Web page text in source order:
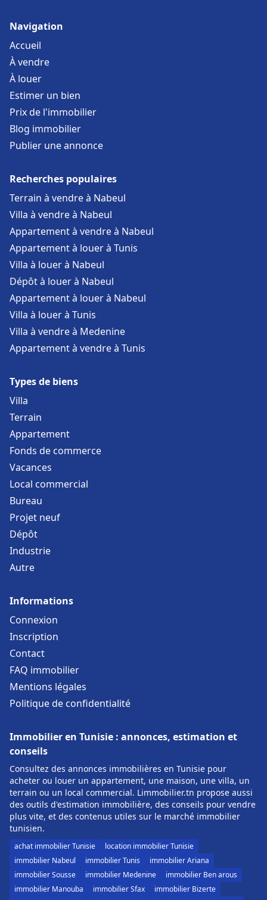
Navigation
Accueil
À vendre
À louer
Estimer un bien
Prix de l'immobilier
Blog immobilier
Publier une annonce
Recherches populaires
Terrain à vendre à Nabeul
Villa à vendre à Nabeul
Appartement à vendre à Nabeul
Appartement à louer à Tunis
Villa à louer à Nabeul
Dépôt à louer à Nabeul
Appartement à louer à Nabeul
Villa à louer à Tunis
Villa à vendre à Medenine
Appartement à vendre à Tunis
Types de biens
Villa
Terrain
Appartement
Fonds de commerce
Vacances
Local commercial
Bureau
Projet neuf
Dépôt
Industrie
Autre
Informations
Connexion
Inscription
Contact
FAQ immobilier
Mentions légales
Politique de confidentialité
Immobilier en Tunisie : annonces, estimation et
conseils
Consultez des annonces immobilières en Tunisie pour
acheter ou louer un appartement, une maison, une villa, un
terrain ou un local commercial. Limmobilier.tn propose aussi
des outils d'estimation immobilière, des conseils pour vendre
plus vite, et des contenus utiles sur le marché immobilier
tunisien.
achat immobilier Tunisie
location immobilier Tunisie
immobilier Nabeul
immobilier Tunis
immobilier Ariana
immobilier Sousse
immobilier Medenine
immobilier Ben arous
immobilier Manouba
immobilier Sfax
immobilier Bizerte